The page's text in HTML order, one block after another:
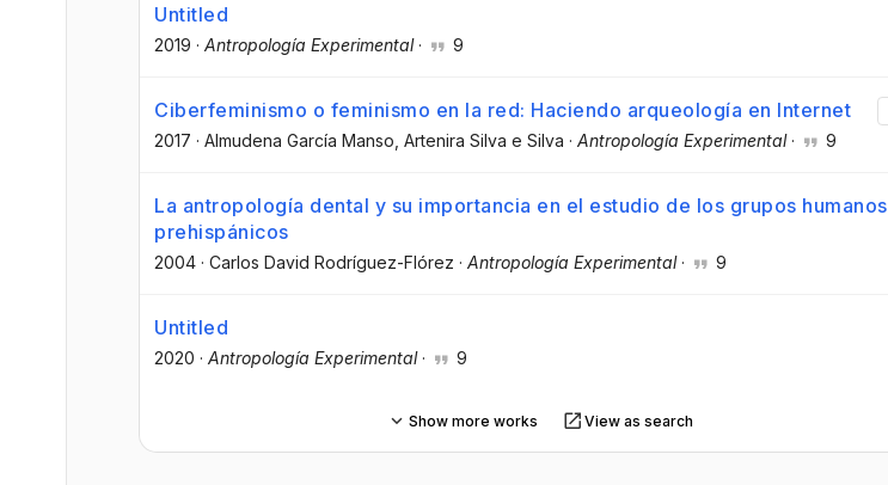
Untitled
2019 · Antropología Experimental· 9
Ciberfeminismo o feminismo en la red: Haciendo arqueología en Internet
2017 · Almudena García Manso , Artenira Silva e Silva · Antropología Experimental· 9
La antropología dental y su importancia en el estudio de los grupos humanos
prehispánicos
2004 · Carlos David Rodríguez-Flórez · Antropología Experimental· 9
Untitled
2020 · Antropología Experimental· 9
Show more works View as search